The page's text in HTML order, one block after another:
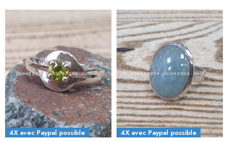
4X avec Paypal possible 4X avec Paypal possible